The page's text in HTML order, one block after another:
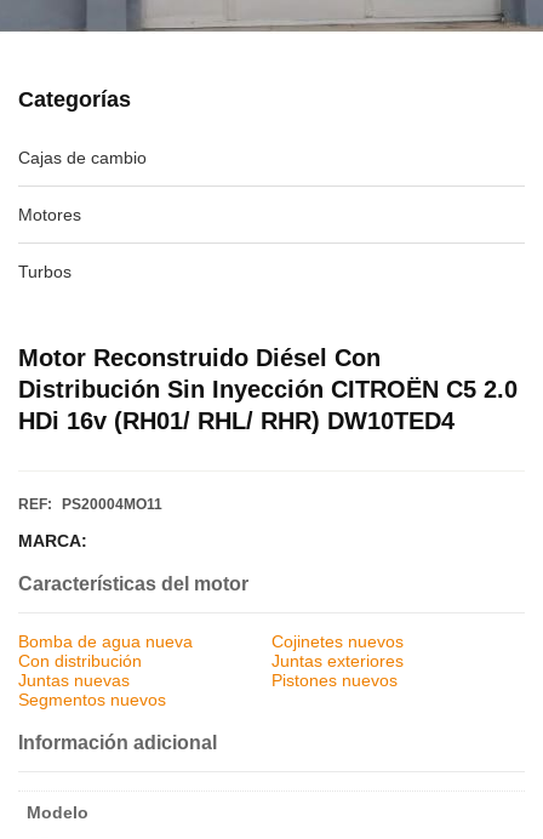
Categorías
Cajas de cambio
Motores
Turbos
Motor Reconstruido Diésel Con
Distribución Sin Inyección CITROËN C5 2.0
HDi 16v (RH01/ RHL/ RHR) DW10TED4
REF: PS20004MO11
MARCA:
Características del motor
Bomba de agua nueva
Cojinetes nuevos
Con distribución
Juntas exteriores
Juntas nuevas
Pistones nuevos
Segmentos nuevos
Información adicional
Modelo